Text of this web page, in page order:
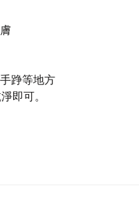
踭等地方
即可。